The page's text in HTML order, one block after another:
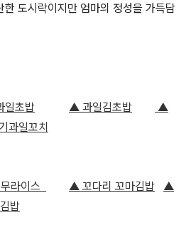
한 도시락이지만 엄마의 정성을 가득담
초밥 ▲ 과일김초밥
▲
과일꼬치
라이스 ▲ 꼬다리 꼬마김밥
▲
밥